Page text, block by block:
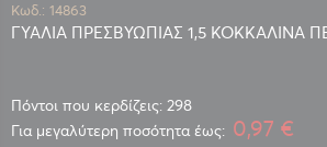
Κωδ.: 14863
ΓΥΑΛΙΑ ΠΡΕΣΒΥΩΠΙΑΣ 1,5 ΚΟΚΚΑΛΙΝΑ
Πόντοι που κερδίζεις: 298
Για μεγαλύτερη ποσότητα έως: 0,97 €